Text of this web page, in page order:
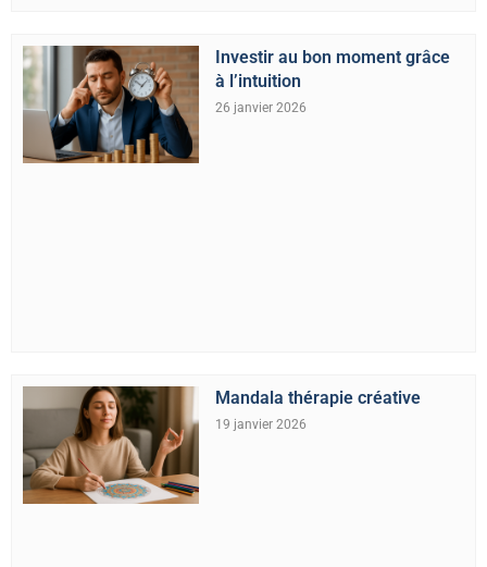
Investir au bon moment grâce
à l’intuition
26 janvier 2026
Mandala thérapie créative
19 janvier 2026